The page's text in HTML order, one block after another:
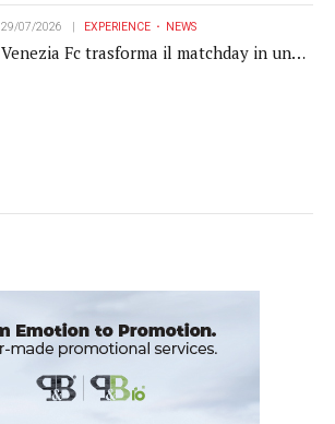
29/07/2026 EXPERIENCE NEWS
Venezia Fc trasforma il matchday in una